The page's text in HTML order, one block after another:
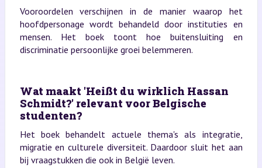
Vooroordelen verschijnen in de manier waarop het
hoofdpersonage wordt behandeld door instituties en
mensen. Het boek toont hoe buitensluiting en
discriminatie persoonlijke groei belemmeren.
Wat maakt 'Heißt du wirklich Hassan
Schmidt?' relevant voor Belgische
studenten?
Het boek behandelt actuele thema's als integratie,
migratie en culturele diversiteit. Daardoor sluit het aan
bij vraagstukken die ook in België leven.